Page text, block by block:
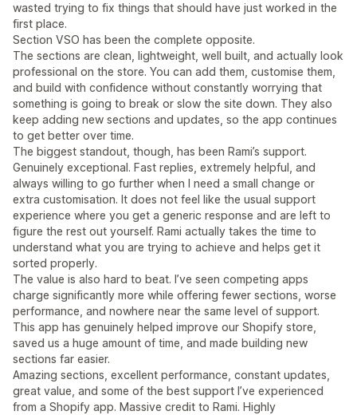
wasted trying to fix things that should have just worked in the
first place.
Section VSO has been the complete opposite.
The sections are clean, lightweight, well built, and actually look
professional on the store. You can add them, customise them,
and build with confidence without constantly worrying that
something is going to break or slow the site down. They also
keep adding new sections and updates, so the app continues
to get better over time.
The biggest standout, though, has been Rami’s support.
Genuinely exceptional. Fast replies, extremely helpful, and
always willing to go further when I need a small change or
extra customisation. It does not feel like the usual support
experience where you get a generic response and are left to
figure the rest out yourself. Rami actually takes the time to
understand what you are trying to achieve and helps get it
sorted properly.
The value is also hard to beat. I’ve seen competing apps
charge significantly more while offering fewer sections, worse
performance, and nowhere near the same level of support.
This app has genuinely helped improve our Shopify store,
saved us a huge amount of time, and made building new
sections far easier.
Amazing sections, excellent performance, constant updates,
great value, and some of the best support I’ve experienced
from a Shopify app. Massive credit to Rami. Highly